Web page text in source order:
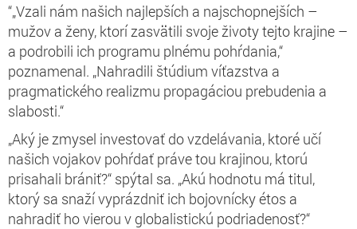
“„Vzali nám našich najlepších a najschopnejších –
mužov a ženy, ktorí zasvätili svoje životy tejto krajine –
a podrobili ich programu plnému pohŕdania,“
poznamenal. „Nahradili štúdium víťazstva a
pragmatického realizmu propagáciou prebudenia a
slabosti.“
„Aký je zmysel investovať do vzdelávania, ktoré učí
našich vojakov pohŕdať práve tou krajinou, ktorú
prisahali brániť?“ spýtal sa. „Akú hodnotu má titul,
ktorý sa snaží vyprázdniť ich bojovnícky étos a
nahradiť ho vierou v globalistickú podriadenosť?“